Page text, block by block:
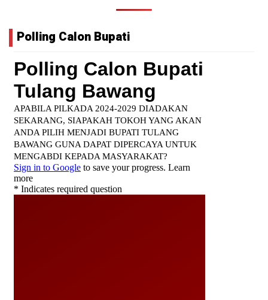
Polling Calon Bupati